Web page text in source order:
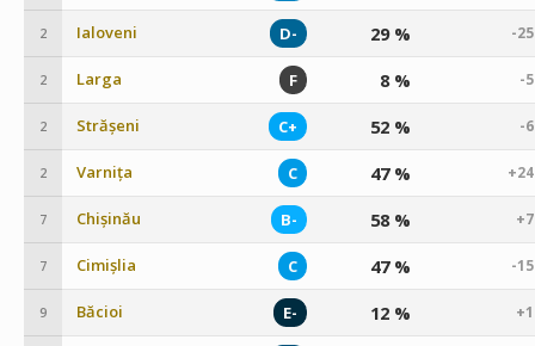
2 Ialoveni D- 29 % -
2 Larga F 8 % -
2 Strășeni C+ 52 % -
2 Varnița C 47 %
7 Chișinău B- 58 %
7 Cimișlia C 47 % -
9 Băcioi E- 12 %